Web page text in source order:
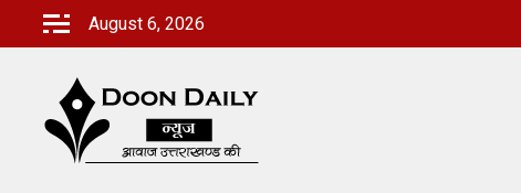
August 6, 2026